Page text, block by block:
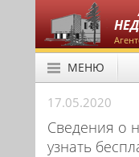
МЕНЮ
17.05.2020
Сведения о
узнать